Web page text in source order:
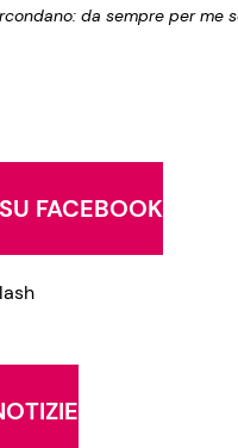
da sempre per me
FACEBOOK